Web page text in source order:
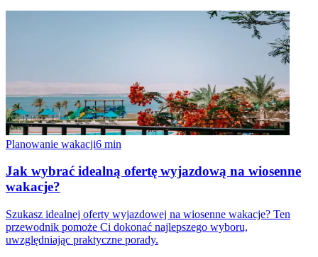
Planowanie wakacji6 min
Jak wybrać idealną ofertę wyjazdową na wiosenne
wakacje?
Szukasz idealnej oferty wyjazdowej na wiosenne wakacje? Ten
przewodnik pomoże Ci dokonać najlepszego wyboru,
uwzględniając praktyczne porady.